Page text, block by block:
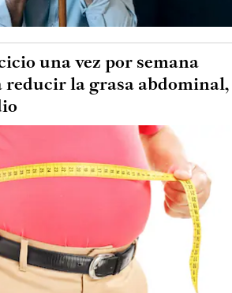
una vez por semana
reducir la grasa abdominal,